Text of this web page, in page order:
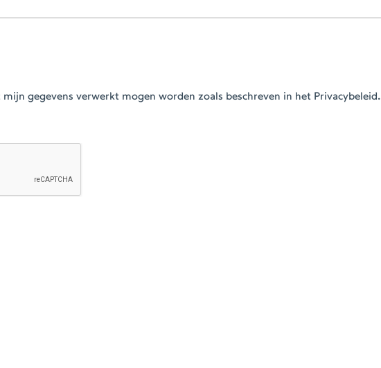
gegevens verwerkt mogen worden zoals beschreven in het Privacybeleid.